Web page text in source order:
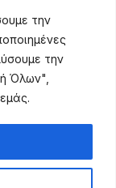
την
την
Όλων",